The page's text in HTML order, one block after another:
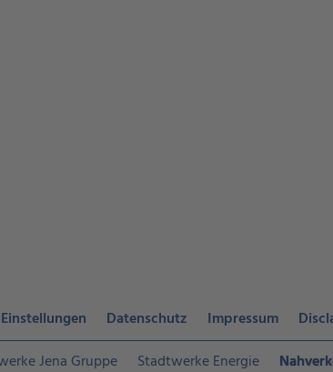
Datenschutz Impressum
Jena Gruppe
Stadtwerke Energie